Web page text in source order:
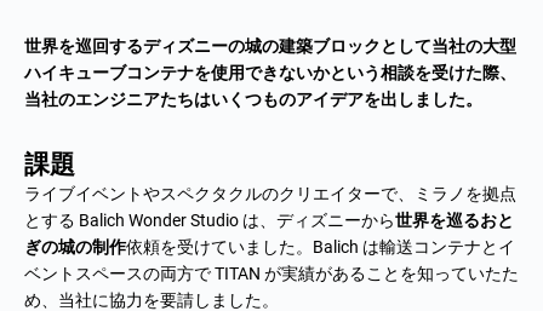
世界を巡回するディズニーの城の建築ブロックとして当社の大型
ハイキューブコンテナを使用できないかという相談を受けた際、
当社のエンジニアたちはいくつものアイデアを出しました。
課題
ライブイベントやスペクタクルのクリエイターで、ミラノを拠点
とする Balich Wonder Studio は、ディズニーから世界を巡るおと
ぎの城の制作依頼を受けていました。Balich は輸送コンテナとイ
ベントスペースの両方で TITAN が実績があることを知っていたた
め、当社に協力を要請しました。